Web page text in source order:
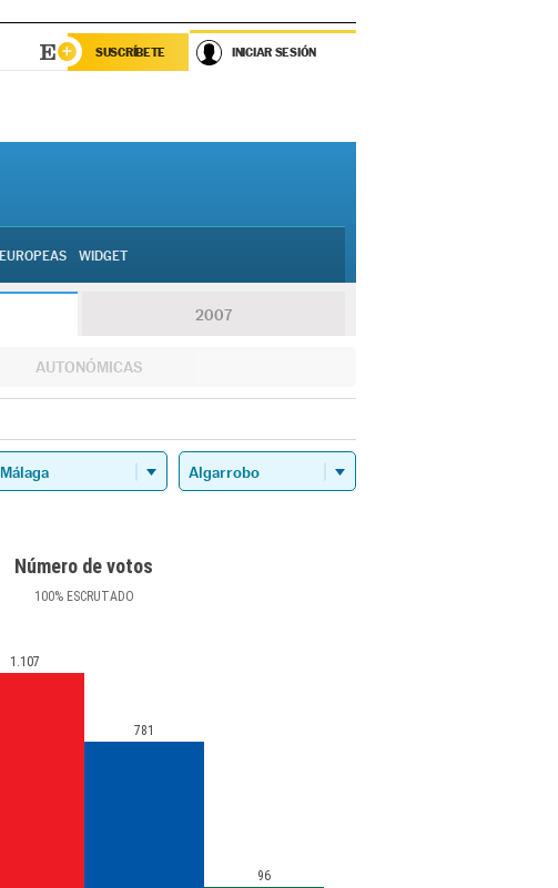
SUSCRÍBETE INICIAR SESIÓN
EUROPEAS WIDGET
2007
AUTONÓMICAS
Número de votos
100%ESCRUTADO
1.107
781
96